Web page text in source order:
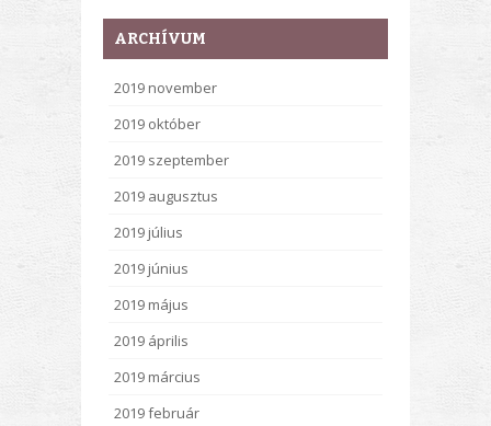
ARCHÍVUM
2019 november
2019 október
2019 szeptember
2019 augusztus
2019 július
2019 június
2019 május
2019 április
2019 március
2019 február